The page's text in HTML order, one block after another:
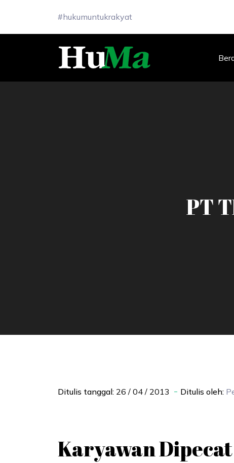
#hukumuntukrakyat
PT
Ditulis tanggal: 26 / 04 / 2013 Ditulis oleh:
Karyawan